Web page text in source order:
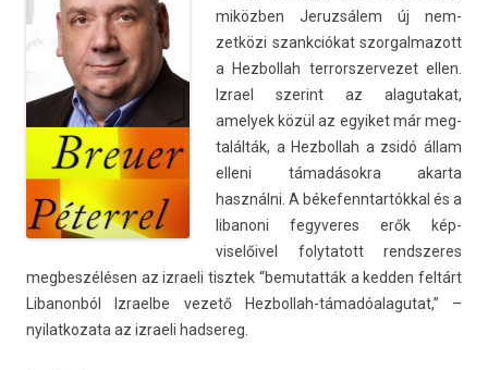
miközben Jeruz­sálem új nem­
zetközi szankciókat szor­galmazott
a Hez­bollah ter­rorszer­vezet ellen.
Iz­rael szerint az al­agutakat,
amelyek közül az egyiket már meg­
talál­ták, a Hez­bollah a zsidó állam
el­leni támadásokra akar­ta
használni. A békefenntar­tókk­al és a
li­banoni fegyveres erők kép­
viselőivel folytatott re­ndszeres
meg­beszélés­en az iz­raeli tisztek “be­mutat­ták a kedd­en feltárt
Li­banon­ból Iz­rael­be vezető Hezbollah-támadóalagutat,” –
nyilat­kozata az iz­raeli had­sereg.